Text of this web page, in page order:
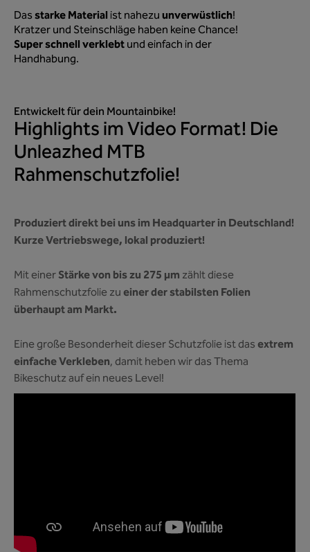
Dasstarke Material ist nahezuunverwüstlich!
Kratzer und Steinschläge haben keine Chance!
Super schnell verklebtund einfach in der
Handhabung.
Entwickelt für dein Mountainbike!
Highlights im Video Format! Die
Unleazhed MTB
Rahmenschutzfolie!
Produziert direkt bei uns im Headquarter in Deutschland!
Kurze Vertriebswege, lokal produziert!
Mit einerStärke von bis zu 275 µm zählt diese
Rahmenschutzfolie zu einer der stabilsten Folien
überhaupt am Markt.
Eine große Besonderheit dieser Schutzfolie ist das extrem
einfache Verkleben, damit heben wir das Thema
Bikeschutz auf ein neues Level!